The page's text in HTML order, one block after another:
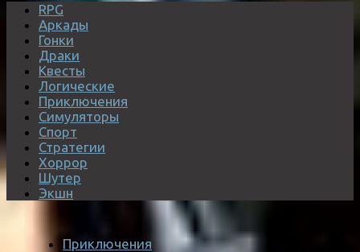
RPG
Аркады
Гонки
Драки
Квесты
Логические
Приключения
Симуляторы
Спорт
Стратегии
Хоррор
Шутер
Экшн
Приключения